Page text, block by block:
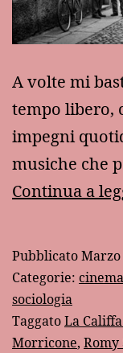
A volte mi
tempo libero,
impegni
musiche che
Continua a
PubblicatoMarzo
Categorie: cinema
sociologia
TaggatoLa
Morricone, Romy